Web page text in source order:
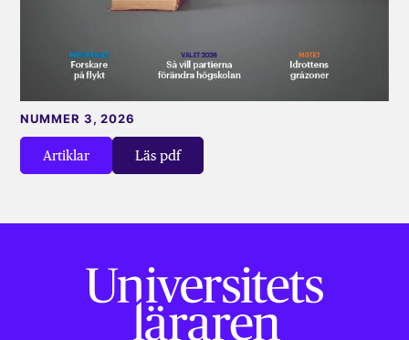
Artiklar Läs pdf
NUMMER 3, 2026